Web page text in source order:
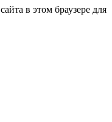
в этом браузере для